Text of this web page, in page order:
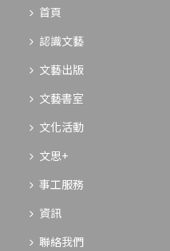
首頁
認識文藝
文藝出版
文藝書室
文化活動
文思+
事工服務
資訊
聯絡我們